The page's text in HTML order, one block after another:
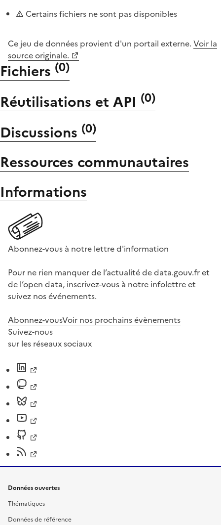
Certains fichiers ne sont pas disponibles
Ce jeu de données provient d'un portail externe. Voir la
source originale.
Fichiers (0)
Réutilisations et API (0)
Discussions (0)
Ressources communautaires
Informations
Abonnez-vous à notre lettre d'information
Pour ne rien manquer de l’actualité de data.gouv.fr et
de l’open data, inscrivez-vous à notre infolettre et
suivez nos événements.
Abonnez-vousVoir nos prochains évènements
Suivez-nous
sur les réseaux sociaux
Données ouvertes
Thématiques
Données de référence